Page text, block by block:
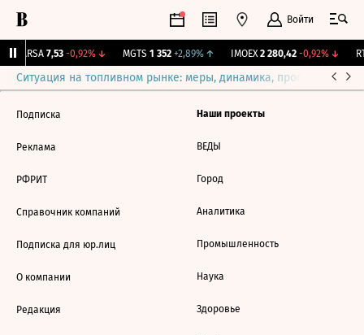
Войти
ARSA 7,53 -0,92%↓ MGTS 1 352 +2,89%↑ IMOEX 2 280,42 -0,92%↓
Ситуация на топливном рынке: меры, динамика, прогнозы
Подписка
Реклама
РФРИТ
Справочник компаний
Подписка для юр.лиц
О компании
Редакция
Наши проекты
ВЕДЫ
Город
Аналитика
Промышленность
Наука
Здоровье